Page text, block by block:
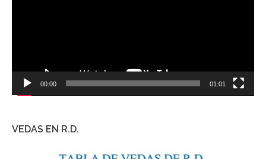
00:00 01:01
VEDAS EN R.D.